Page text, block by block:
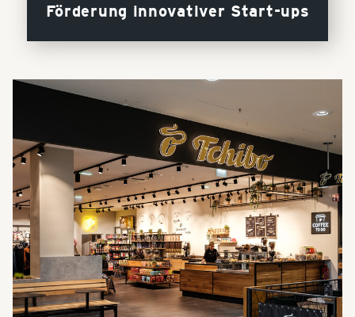
Förderung innovativer Start-ups